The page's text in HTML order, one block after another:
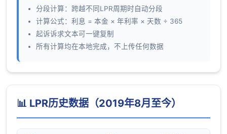
分段计算：跨越不同LPR周期时自动分段
计算公式：利息 = 本金 × 年利率 × 天数 ÷ 365
起诉诉求文本可一键复制
所有计算均在本地完成，不上传任何数据
📊 LPR历史数据（2019年8月至今）